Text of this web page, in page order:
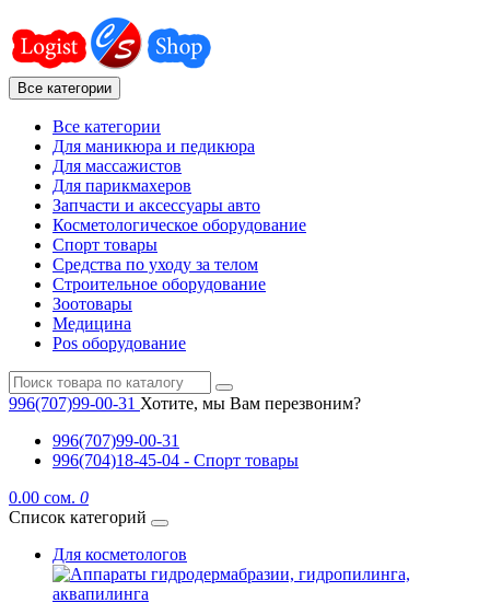
Все категории
Все категории
Для маникюра и педикюра
Для массажистов
Для парикмахеров
Запчасти и аксессуары авто
Косметологическое оборудование
Спорт товары
Средства по уходу за телом
Строительное оборудование
Зоотовары
Медицина
Pos оборудование
996(707)99-00-31 Хотите, мы Вам перезвоним?
996(707)99-00-31
996(704)18-45-04 - Спорт товары
0.00 сом. 0
Список категорий
Для косметологов